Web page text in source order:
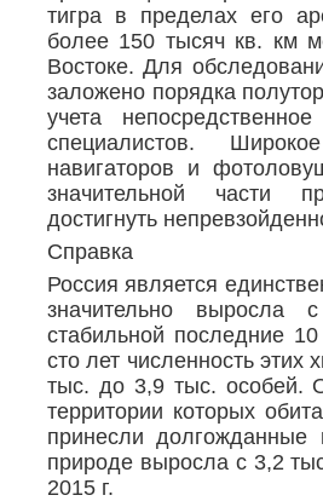
тигра в пределах его
более 150 тысяч кв. км
Востоке. Для
заложено порядка
учета
специалистов.
навигаторов и
значительной части
достигнуть
Справка
Россия является
значительно
стабильной последние
сто лет численность этих
тыс. до 3,9 тыс. особей.
территории которых
принесли долгожданные
природе выросла с 3,2
2015 г.